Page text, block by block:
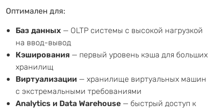
Оптимален для:
Баз данных — OLTP системы с высокой нагрузкой
на ввод-вывод
Кэширования — первый уровень кэша для больших
хранилищ
Виртуализации — хранилище виртуальных машин
с экстремальными требованиями
Analytics и Data Warehouse — быстрый доступ к